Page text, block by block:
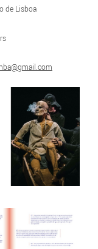
de Lisboa